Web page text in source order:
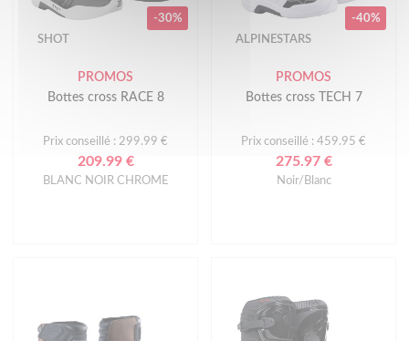
-30%
SHOT
PROMOS
Bottes cross RACE 8
Prix conseillé : 299.99 €
209.99 €
BLANC NOIR CHROME
-40%
ALPINESTARS
PROMOS
Bottes cross TECH 7
Prix conseillé : 459.95 €
275.97 €
Noir/Blanc